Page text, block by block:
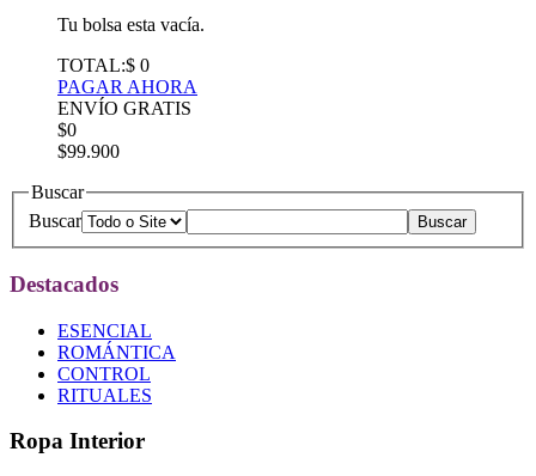
Tu bolsa esta vacía.
TOTAL:$ 0
PAGAR AHORA
ENVÍO GRATIS
$0
$99.900
Buscar
Buscar
Destacados
ESENCIAL
ROMÁNTICA
CONTROL
RITUALES
Ropa Interior